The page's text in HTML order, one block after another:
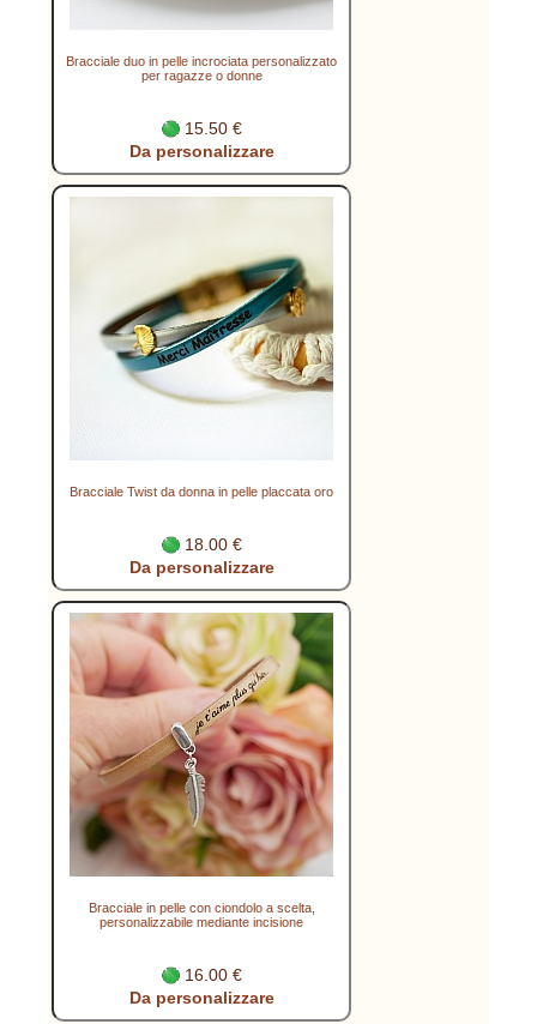
Bracciale duo in pelle incrociata personalizzato
per ragazze o donne
15.50 €
Da personalizzare
Bracciale Twist da donna in pelle placcata oro
18.00 €
Da personalizzare
Bracciale in pelle con ciondolo a scelta,
personalizzabile mediante incisione
16.00 €
Da personalizzare